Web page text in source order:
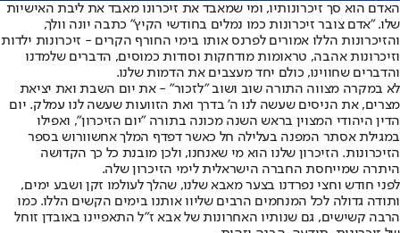
האדם הוא סך זיכרונותיו, ומי שמאבד את זיכרונו מאבד את ליבת האישיות
שלו. "אדם צובר זיכרונות כמו נמלים בחודשי הקיץ" כתבה יונה וולך,
והזיכרונות הללו אמורים לפרנס אותו בימי החורף הקרים - זיכרונות ילדות
וזיכרונות אהבה, טראומות מודחקות וסודות כמוסים, הדברים שלמדנו
והדברים שחווינו, כולם יחד מעצבים את הדמות שלנו.
לא במקרה מצווה התורה שוב ושוב "לזכור" - את יום השבת ואת יציאת
מצרים, את הניסים שעשה לנו ה' בדרך ואת הזוועות שעשה לנו עמלק. יום
הדין היהודי המצוין בראש השנה מכונה בתורה "יום הזיכרון", ואפילו
במגילת אסתר המפנה בעלילה חל כאשר דפדף המלך אחשוורוש בספר
הזיכרונות. הזיכרון שלנו הוא מי שאנחנו, ולכן מובנת כל כך הקדושה
היתרה שמייחסת החברה הישראלית לימי הזיכרון שלה.
לפני חודש וחצי נפרדנו בצער מאבא שלנו, שהלך לעולמו זקן ושבע ימים,
ותודה גדולה לכל המנחמים הרבים שליוו אותנו בימים הקשים הללו. כמו
הרבה קשישים, גם שנותיו האחרונות של אבא ז"ל התאפיינו באובדן זוחל